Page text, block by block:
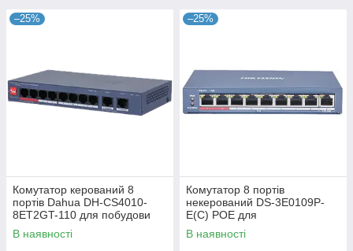
–25%
Комутатор керований 8
портів Dahua DH-CS4010-
8ET2GT-110 для побудови
мережі з PoE, 110 Вт,
10/100/1000M, робоча
В наявності
–25%
Комутатор 8 портів
некерований DS-3E0109P-
E(C) POE для
відеоспостереження з
підтримкою PoE, 8x RJ45,
В наявності